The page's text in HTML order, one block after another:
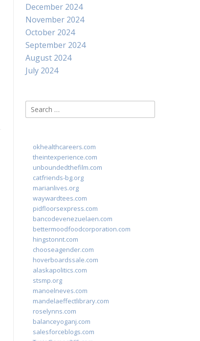
December 2024
November 2024
October 2024
September 2024
August 2024
July 2024
Search
for:
okhealthcareers.com
theintexperience.com
unboundedthefilm.com
catfriends-bg.org
marianlives.org
waywardtees.com
pidfloorsexpress.com
bancodevenezuelaen.com
bettermoodfoodcorporation.com
hingstonnt.com
chooseagender.com
hoverboardssale.com
alaskapolitics.com
stsmp.org
manoelneves.com
mandelaeffectlibrary.com
roselynns.com
balanceyoganj.com
salesforceblogs.com